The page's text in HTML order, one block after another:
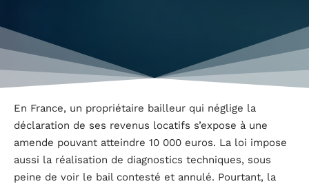
En France, un propriétaire bailleur qui néglige la
déclaration de ses revenus locatifs s’expose à une
amende pouvant atteindre 10 000 euros. La loi impose
aussi la réalisation de diagnostics techniques, sous
peine de voir le bail contesté et annulé. Pourtant, la